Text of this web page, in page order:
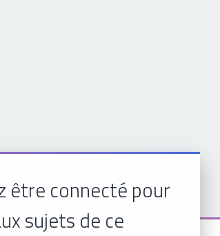
être connecté pour
sujets de ce